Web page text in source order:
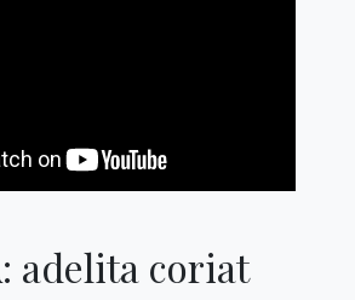
adelita coriat